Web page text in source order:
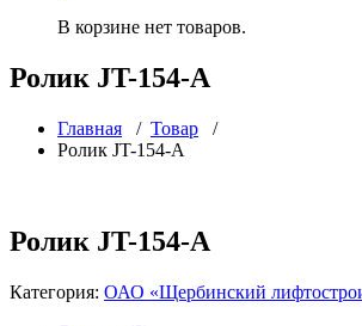
В корзине нет товаров.
Ролик JT-154-A
Главная / Товар /
Ролик JT-154-A
Ролик JT-154-A
Категория: ОАО «Щербинский